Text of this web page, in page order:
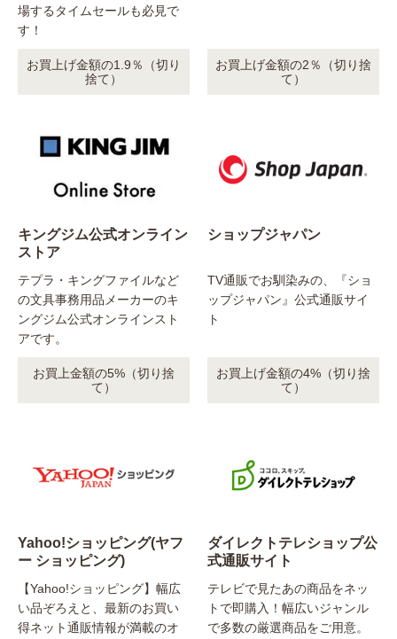
場するタイムセールも必見で
す！
お買上げ金額の1.9％（切り
捨て）
お買上げ金額の2％（切り捨
て）
キングジム公式オンライン
ストア
テプラ・キングファイルなど
の文具事務用品メーカーのキ
ングジム公式オンラインスト
アです。
お買上金額の5%（切り捨
て）
ショップジャパン
TV通販でお馴染みの、『ショ
ップジャパン』公式通販サイ
ト
お買上げ金額の4%（切り捨
て）
Yahoo!ショッピング(ヤフ
ー ショッピング)
【Yahoo!ショッピング】幅広
い品ぞろえと、最新のお買い
得ネット通販情報が満載のオ
ダイレクトテレショップ公
式通販サイト
テレビで見たあの商品をネッ
トで即購入！幅広いジャンル
で多数の厳選商品をご用意。